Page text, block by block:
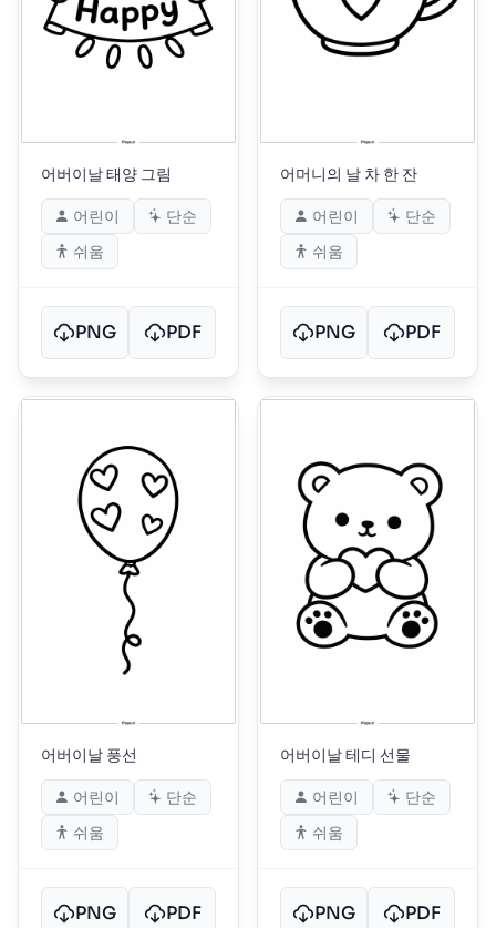
어버이날 태양 그림
어린이
단순
쉬움
PNG PDF
어머니의 날 차 한 잔
어린이
단순
쉬움
PNG PDF
어버이날 풍선
어린이
단순
쉬움
PNG PDF
어버이날 테디 선물
어린이
단순
쉬움
PNG PDF